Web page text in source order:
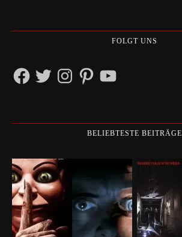
FOLGT UNS
Facebook
TwitterInstagramPinterestYouTube
BELIEBTESTE BEITRÄGE